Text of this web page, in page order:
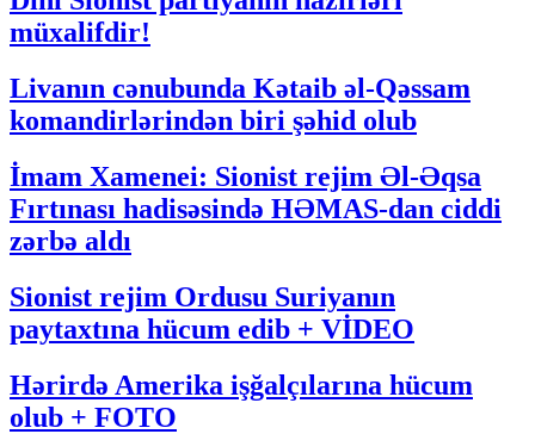
müxalifdir!
Livanın cənubunda Kətaib əl-Qəssam
komandirlərindən biri şəhid olub
İmam Xamenei: Sionist rejim Əl-Əqsa
Fırtınası hadisəsində HƏMAS-dan ciddi
zərbə aldı
Sionist rejim Ordusu Suriyanın
paytaxtına hücum edib + VİDEO
Hərirdə Amerika işğalçılarına hücum
olub + FOTO